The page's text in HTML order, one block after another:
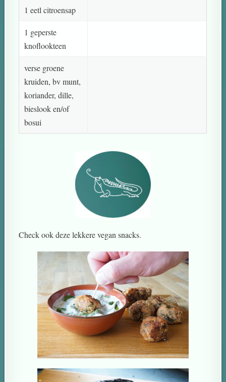
1 eetl citroensap
1 geperste
knoflookteen
verse groene
kruiden, bv munt,
koriander, dille,
bieslook en/of
bosui
Check ook deze lekkere vegan snacks.